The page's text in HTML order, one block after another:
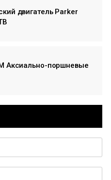
двигатель Parker
Аксиально-поршневые